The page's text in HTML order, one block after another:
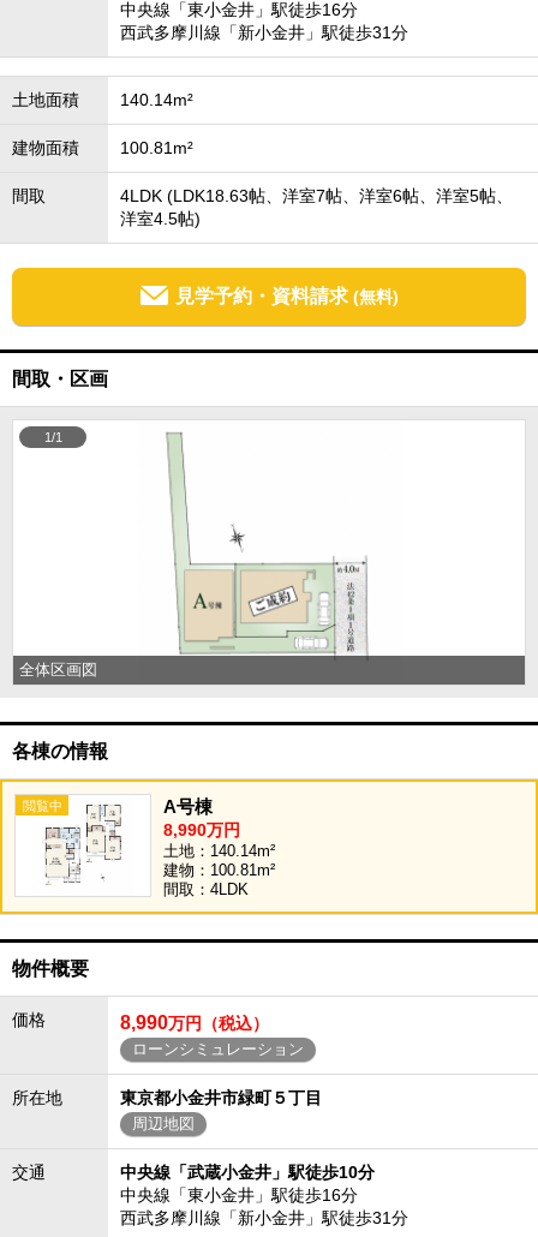
中央線「東小金井」駅徒歩16分
西武多摩川線「新小金井」駅徒歩31分
土地面積 140.14m²
建物面積 100.81m²
間取
4LDK (LDK18.63帖、洋室7帖、洋室6帖、洋室5帖、
洋室4.5帖)
見学予約・資料請求 (無料)
間取・区画
全体区画図
1/1
各棟の情報
A号棟
8,990万円
土地：140.14m²
建物：100.81m²
間取：4LDK
物件概要
価格 8,990万円（税込）
ローンシミュレーション
所在地 東京都小金井市緑町５丁目
周辺地図
交通
中央線「武蔵小金井」駅徒歩10分
中央線「東小金井」駅徒歩16分
西武多摩川線「新小金井」駅徒歩31分